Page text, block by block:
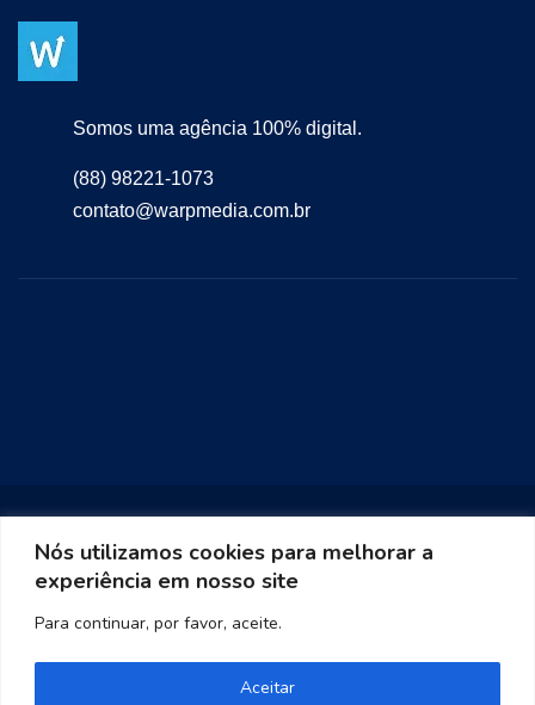
Nós utilizamos cookies para melhorar a
experiência em nosso site
Para continuar, por favor, aceite.
Aceitar
Somos uma agência 100% digital.
(88) 98221-1073
contato@warpmedia.com.br